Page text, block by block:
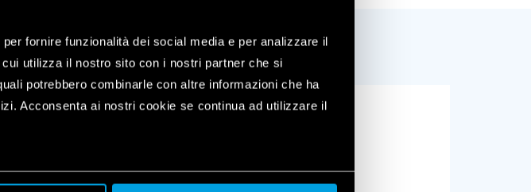
fornire funzionalità dei social media e per analizzare il
utilizza il nostro sito con i nostri partner che si
potrebbero combinarle con altre informazioni che ha
Acconsenta ai nostri cookie se continua ad utilizzare il